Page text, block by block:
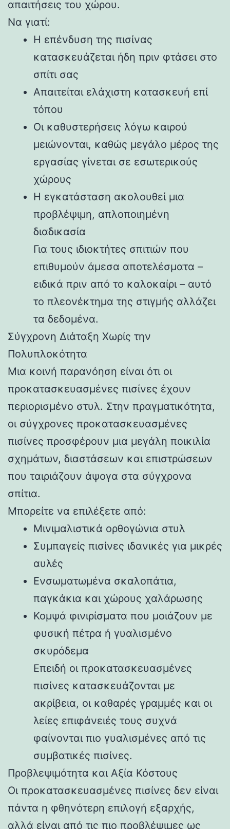
απαιτήσεις του χώρου.
Να γιατί:
Η επένδυση της πισίνας
κατασκευάζεται ήδη πριν φτάσει στο
σπίτι σας
Απαιτείται ελάχιστη κατασκευή επί
τόπου
Οι καθυστερήσεις λόγω καιρού
μειώνονται, καθώς μεγάλο μέρος της
εργασίας γίνεται σε εσωτερικούς
χώρους
Η εγκατάσταση ακολουθεί μια
προβλέψιμη, απλοποιημένη
διαδικασία
Για τους ιδιοκτήτες σπιτιών που
επιθυμούν άμεσα αποτελέσματα –
ειδικά πριν από το καλοκαίρι – αυτό
το πλεονέκτημα της στιγμής αλλάζει
τα δεδομένα.
Σύγχρονη Διάταξη Χωρίς την
Πολυπλοκότητα
Μια κοινή παρανόηση είναι ότι οι
προκατασκευασμένες πισίνες έχουν
περιορισμένο στυλ. Στην πραγματικότητα,
οι σύγχρονες προκατασκευασμένες
πισίνες προσφέρουν μια μεγάλη ποικιλία
σχημάτων, διαστάσεων και επιστρώσεων
που ταιριάζουν άψογα στα σύγχρονα
σπίτια.
Μπορείτε να επιλέξετε από:
Μινιμαλιστικά ορθογώνια στυλ
Συμπαγείς πισίνες ιδανικές για μικρές
αυλές
Ενσωματωμένα σκαλοπάτια,
παγκάκια και χώρους χαλάρωσης
Κομψά φινιρίσματα που μοιάζουν με
φυσική πέτρα ή γυαλισμένο
σκυρόδεμα
Επειδή οι προκατασκευασμένες
πισίνες κατασκευάζονται με
ακρίβεια, οι καθαρές γραμμές και οι
λείες επιφάνειές τους συχνά
φαίνονται πιο γυαλισμένες από τις
συμβατικές πισίνες.
Προβλεψιμότητα και Αξία Κόστους
Οι προκατασκευασμένες πισίνες δεν είναι
πάντα η φθηνότερη επιλογή εξαρχής,
αλλά είναι από τις πιο προβλέψιμες ως